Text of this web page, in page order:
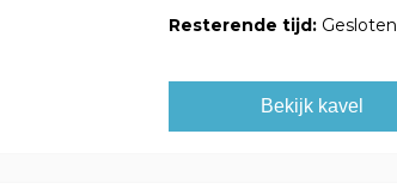
Resterende tijd: Gesloten
Bekijk kavel